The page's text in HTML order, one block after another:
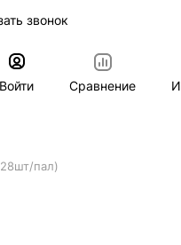
звонок
Войти Сравнение
пал)